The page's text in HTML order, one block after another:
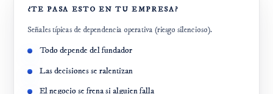
¿TE PASA ESTO EN TU EMPRESA?
Señales típicas de dependencia operativa (riesgo silencioso).
Todo depende del fundador
Las decisiones se ralentizan
El negocio se frena si alguien falla